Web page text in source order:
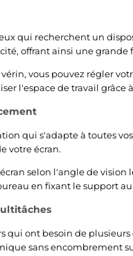
qui recherchent un
offrant ainsi une grande
vous pouvez régler
l'espace de travail grâce
qui s'adapte à toutes
votre écran.
selon l'angle de vision
en fixant le support
qui ont besoin de
sans encombrement